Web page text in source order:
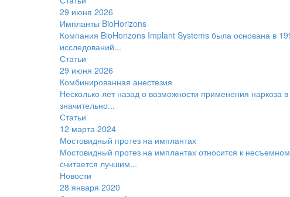
29 июня 2026
Импланты BioHorizons
Компания BioHorizons Implant Systems была основана в
исследований...
Статьи
29 июня 2026
Комбинированная анестезия
Несколько лет назад о возможности применения наркоза
значительно...
Статьи
12 марта 2024
Мостовидный протез на имплантах
Мостовидный протез на имплантах относится к
считается лучшим...
Новости
28 января 2020